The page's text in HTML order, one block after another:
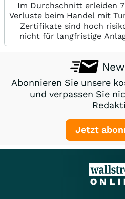
Im Durchschnitt erleiden
Verluste beim Handel mit
Zertifikate sind hoch
nicht für langfristige
Abonnieren Sie unsere
und verpassen Sie
Jetzt